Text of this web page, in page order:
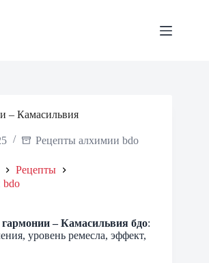
– Камасильвия
Рецепты алхимии bdo
Рецепты
bdo
гармонии – Камасильвия бдо:
уровень ремесла, эффект,